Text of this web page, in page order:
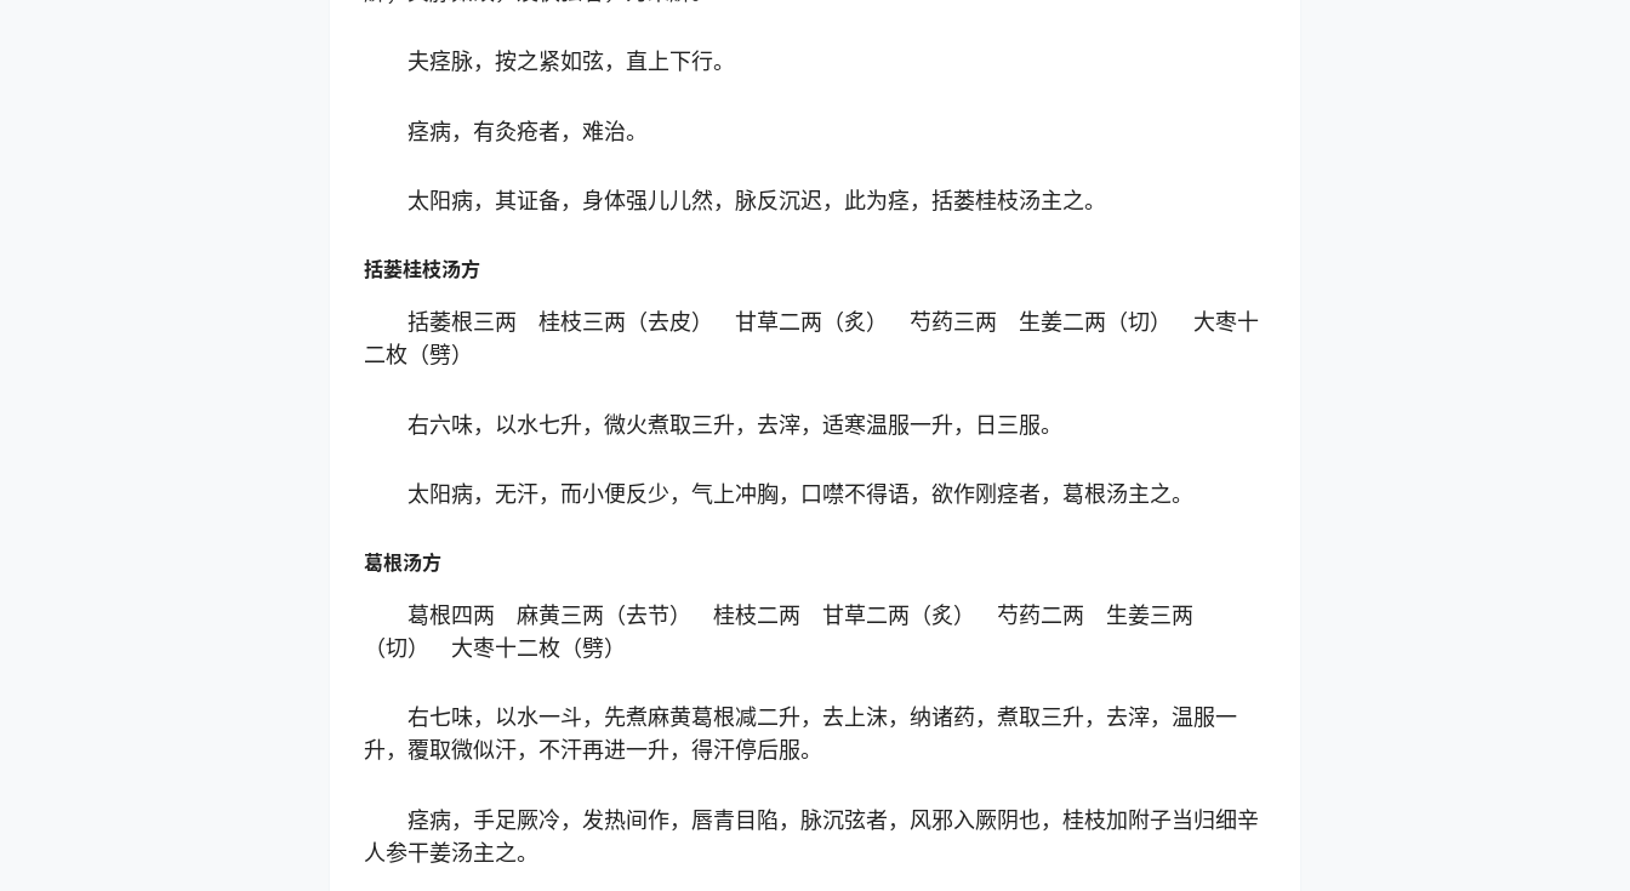
夫痉脉，按之紧如弦，直上下行。
痉病，有灸疮者，难治。
太阳病，其证备，身体强儿儿然，脉反沉迟，此为痉，括蒌桂枝汤主之。
括蒌桂枝汤方
括萎根三两 桂枝三两（去皮） 甘草二两（炙） 芍药三两 生姜二两（切） 大枣十
二枚（劈）
右六味，以水七升，微火煮取三升，去滓，适寒温服一升，日三服。
太阳病，无汗，而小便反少，气上冲胸，口噤不得语，欲作刚痉者，葛根汤主之。
葛根汤方
葛根四两 麻黄三两（去节） 桂枝二两 甘草二两（炙） 芍药二两 生姜三两
（切） 大枣十二枚（劈）
右七味，以水一斗，先煮麻黄葛根减二升，去上沫，纳诸药，煮取三升，去滓，温服一
升，覆取微似汗，不汗再进一升，得汗停后服。
痉病，手足厥冷，发热间作，唇青目陷，脉沉弦者，风邪入厥阴也，桂枝加附子当归细辛
人参干姜汤主之。